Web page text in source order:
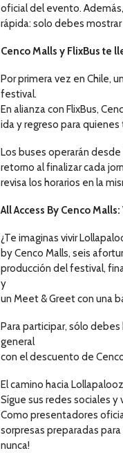
oficial del evento.
rápida: solo debes
Cenco Malls y FlixBus te
Por primera vez en Chile,
festival.
En alianza con FlixBus,
ida y regreso para
Los buses operarán desde
retorno al finalizar cada
revisa los horarios en la
All Access By Cenco
¿Te imaginas vivir
by Cenco Malls, seis
producción del festival,
y
un Meet & Greet con una
Para participar, sólo
general
con el descuento de
El camino hacia
Sígue sus redes sociales
Como presentadores
sorpresas preparadas
nunca!